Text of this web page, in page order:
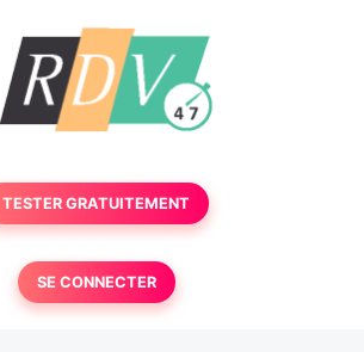
TESTER GRATUITEMENT
SE CONNECTER